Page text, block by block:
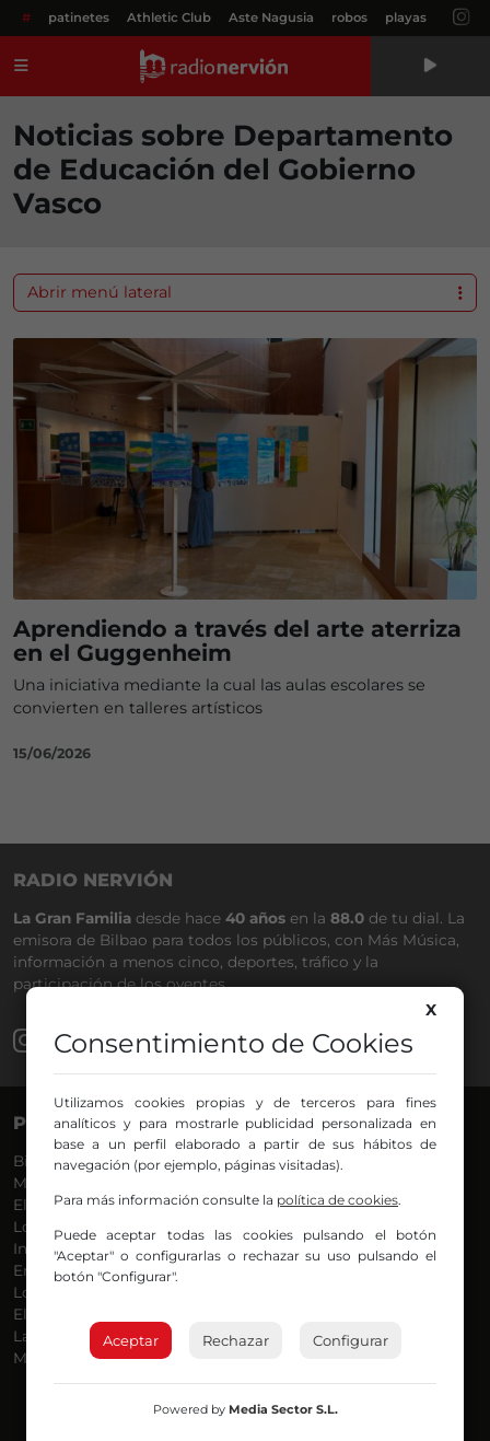
# patinetes Athletic Club Aste Nagusia robos playas
Noticias sobre Departamento
de Educación del Gobierno
Vasco
Aprendiendo a través del arte aterriza
en el Guggenheim
Una iniciativa mediante la cual las aulas escolares se
convierten en talleres artísticos
15/06/2026
Abrir menú lateral
RADIO NERVIÓN
La Gran Familia desde hace 40 años en la 88.0 de tu dial. La
emisora de Bilbao para todos los públicos, con Más Música,
información a menos cinco, deportes, tráfico y la
participación de los oyentes.
PROGRAMAS
Bilbosport
Más Música
El Madrugador
Lo Más Nuevo
Informativos
En Ruta
Locos por la Música
El Supermadrugador
La Mañana de Radio Nervión
Más Madrugada
VOCES
Agurtzane
Dani
Eduardo
Eva Argote
Javi
José Ignacio
Joseba
X
Consentimiento de Cookies
Utilizamos cookies propias y de terceros para fines
analíticos y para mostrarle publicidad personalizada en
base a un perfil elaborado a partir de sus hábitos de
navegación (por ejemplo, páginas visitadas).
Para más información consulte la política de cookies.
Puede aceptar todas las cookies pulsando el botón
"Aceptar" o configurarlas o rechazar su uso pulsando el
botón "Configurar".
Aceptar Rechazar Configurar
Powered by Media Sector S.L.